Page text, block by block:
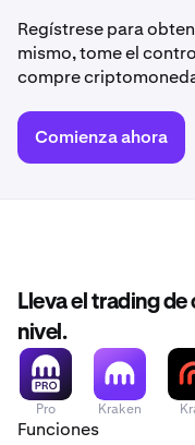
Regístrese para
mismo, tome el
compre
Comienza ahora
Lleva el trading
nivel.
Pro Kraken
Funciones